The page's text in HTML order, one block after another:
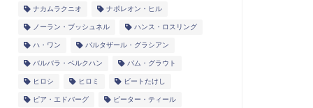
ナカムラクニオ ナポレオン・ヒル
ノーラン・ブッシュネル ハンス・ロスリング
ハ・ワン バルタザール・グラシアン
バルバラ・ベルクハン パム・グラウト
ヒロシ ヒロミ ビートたけし
ピア・エドバーグ ピーター・ティール